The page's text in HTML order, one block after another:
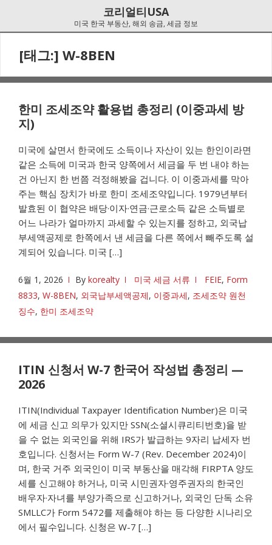
코리얼티USA
미국 한국 부동산, 해외 송금, 세금 정보
[태그:] W-8BEN
한미 조세조약 활용법 총정리 (이중과세 방
지)
미국에 살면서 한국에도 소득이나 자산이 있는 한인이라면
같은 소득에 미국과 한국 양쪽에서 세금을 두 번 내야 하는
건 아닌지 한 번쯤 걱정해봤을 겁니다. 이 이중과세를 막아
주는 핵심 장치가 바로 한미 조세조약입니다. 1979년부터
발효된 이 협약은 배당·이자·연금·근로소득 같은 소득별로
어느 나라가 얼마까지 과세할 수 있는지를 정하고, 외국납
부세액공제로 한쪽에서 낸 세금을 다른 쪽에서 빼주도록 설
계되어 있습니다. 미국 […]
6월 1, 2026 By korealty 미국 세금 서류 FEIE, Form
8833, W-8BEN, 외국납부세액공제, 이중과세, 조세조약 원천
징수, 한미 조세조약
ITIN 신청서 W-7 한국어 작성법 총정리 —
2026
ITIN(Individual Taxpayer Identification Number)은 미국
에 세금 신고 의무가 있지만 SSN(소셜시큐리티번호)을 받
을 수 없는 외국인을 위해 IRS가 발급하는 9자리 납세자 번
호입니다. 신청서는 Form W-7 (Rev. December 2024)이
며, 한국 거주 외국인이 미국 부동산을 매각해 FIRPTA 양도
세를 신고해야 하거나, 미국 시민권자·영주권자의 한국인
배우자·자녀를 부양가족으로 신고하거나, 외국인 단독 소유
SMLLC가 Form 5472를 제출해야 하는 등 다양한 시나리오
에서 필수입니다. 신청은 W-7 […]